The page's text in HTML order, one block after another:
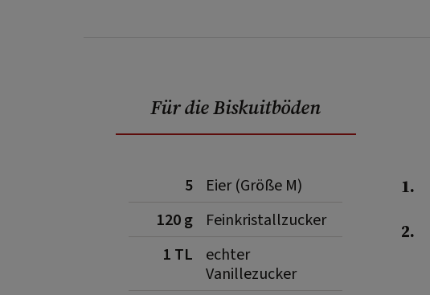
Für die Biskuitböden
5
Eier (Größe M)
120 g
Feinkristallzucker
1 TL
echter
Vanillezucker